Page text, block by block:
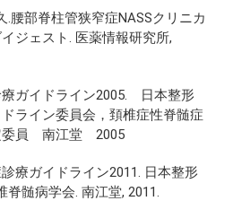
.腰部脊柱管狭窄症NASSクリニカ
ジェスト. 医薬情報研究所,
ガイドライン2005. 日本整形
ライン委員会，頚椎症性脊髄症
委員 南江堂 2005
療ガイドライン2011. 日本整形
脊髄病学会. 南江堂, 2011.